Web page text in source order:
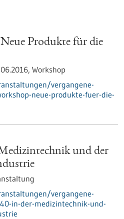
Produkte für die
Workshop
vergangene-
neue-produkte-fuer-die-
und der
vergangene-
in-der-medizintechnik-und-